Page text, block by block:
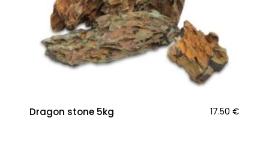
Dragon stone 5kg 17.50 €